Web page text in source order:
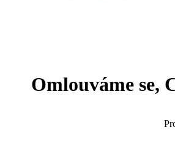
Omlouváme se,